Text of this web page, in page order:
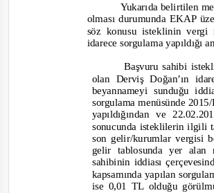
Yukarıda belirtilen
olması durumunda EKAP
söz konusu isteklinin vergi
idarece sorgulama yapıldığı
Başvuru sahibi
olan Derviş Doğan’ın
beyannameyi sunduğu
sorgulama menüsünde
yapıldığından ve
sonucunda isteklilerin ilgili
son gelir/kurumlar vergisi
gelir tablosunda yer alan
sahibinin iddiası
kapsamında yapılan
ise 0,01 TL olduğu